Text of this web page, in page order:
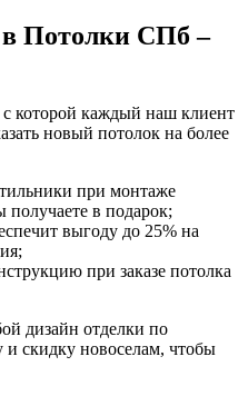
Потолки СПб –
которой каждый наш клиент
новый потолок на более
при монтаже
в подарок;
выгоду до 25% на
при заказе потолка
дизайн отделки по
и скидку новоселам, чтобы